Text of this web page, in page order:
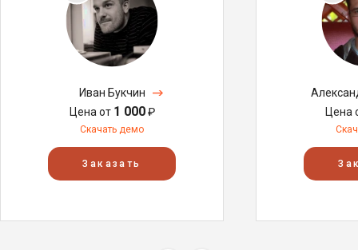
Иван Букчин
Цена от 1 000₽
Скачать демо
Заказать
Цена